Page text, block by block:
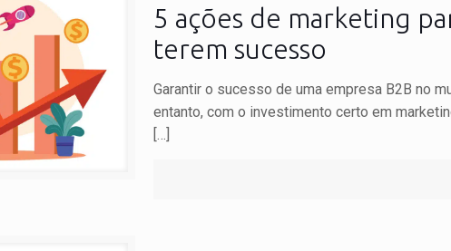
5 ações de marketing
terem sucesso
Garantir o sucesso de uma empresa B2B no
entanto, com o investimento certo em
[…]